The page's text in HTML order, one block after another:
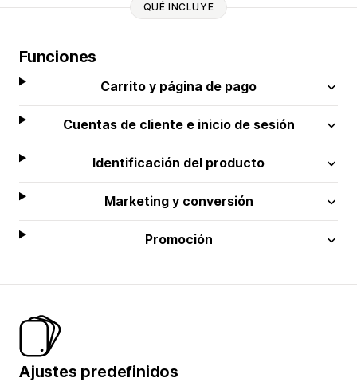
QUÉ INCLUYE
Funciones
Carrito y página de pago
Cuentas de cliente e inicio de sesión
Identificación del producto
Marketing y conversión
Promoción
Ajustes predefinidos